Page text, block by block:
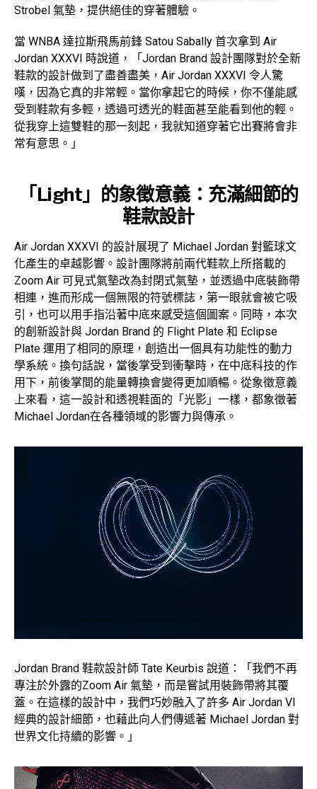
Strobel 氣墊，提供絕佳的穿著體驗。
當 WNBA 達拉斯飛馬前鋒 Satou Sabally 首次拿到 Air
Jordan XXXVI 時說道，「Jordan Brand 設計團隊對於全新
鞋款的設計做到了盡善盡美，Air Jordan XXXVI 令人驚
嘆，因為它真的非常輕。當你拿起它的時候，你不僅能感
受到鞋款有多輕，透過可透光的鞋面甚至能看到他的輕。
從我穿上這雙鞋的那一刻起，我就知道穿著它出賽將會非
常有意思。」
「Light」的象徵意義：充滿細節的
鞋款設計
Air Jordan XXXVI 的設計展現了 Michael Jordan 對籃球文
化產生的卓越影響。設計團隊將前兩代鞋款上所搭載的
Zoom Air 可見式氣墊改為封閉式氣墊，並透過中底裝飾帶
相連，進而形成一個無限的符號標誌，第一眼就會被它吸
引，也可以用手指沿著中底來感受這個圖案。同時，本次
的創新設計與 Jordan Brand 的 Flight Plate 和 Eclipse
Plate 運用了相同的原理，創造出一個具有功能性的動力
學系統。換句話說，當後掌受到衝擊時，在中底科技的作
用下，前後掌間的能量轉換會變得更加順暢。從象徵意義
上來看，這一設計和透視鞋面的「光影」一樣，都象徵著
Michael Jordan在各種領域的影響力與傳承。
Jordan Brand 鞋款設計師 Tate Keurbis 說道：「我們不再
專注於外露的Zoom Air 氣墊，而是嘗試用裝飾帶將其覆
蓋。在這樣的設計中，我們巧妙融入了許多 Air Jordan VI
經典的設計細節，也藉此向人們傳遞著 Michael Jordan 對
世界文化持續的影響。」